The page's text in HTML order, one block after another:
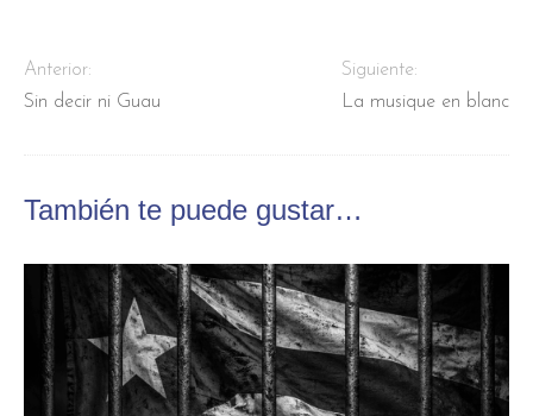
Anterior:
Sin decir ni Guau
Siguiente:
La musique en blanc
También te puede gustar…